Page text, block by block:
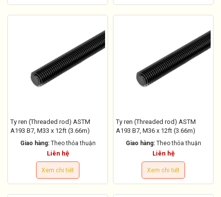
Ty ren (Threaded rod) ASTM
A193 B7, M33 x 12ft (3.66m)
Giao hàng: Theo thỏa thuận
Liên hệ
Xem chi tiết
Ty ren (Threaded rod) ASTM
A193 B7, M36 x 12ft (3.66m)
Giao hàng: Theo thỏa thuận
Liên hệ
Xem chi tiết